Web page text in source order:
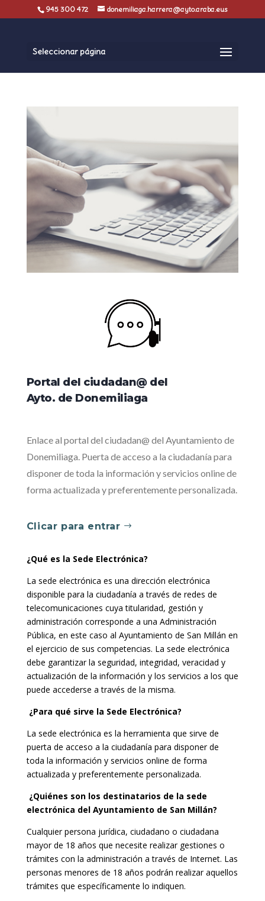
945 300 472 donemiliaga.harrera@ayto.araba.eus
Seleccionar página
Portal del ciudadan@ del
Ayto. de Donemiliaga
Enlace al portal del ciudadan@ del Ayuntamiento de
Donemiliaga. Puerta de acceso a la ciudadanía para
disponer de toda la información y servicios online de
forma actualizada y preferentemente personalizada.
Clicar para entrar
¿Qué es la Sede Electrónica?
La sede electrónica es una dirección electrónica
disponible para la ciudadanía a través de redes de
telecomunicaciones cuya titularidad, gestión y
administración corresponde a una Administración
Pública, en este caso al Ayuntamiento de San Millán en
el ejercicio de sus competencias. La sede electrónica
debe garantizar la seguridad, integridad, veracidad y
actualización de la información y los servicios a los que
puede accederse a través de la misma.
¿Para qué sirve la Sede Electrónica?
La sede electrónica es la herramienta que sirve de
puerta de acceso a la ciudadanía para disponer de
toda la información y servicios online de forma
actualizada y preferentemente personalizada.
¿Quiénes son los destinatarios de la sede
electrónica del Ayuntamiento de San Millán?
Cualquier persona jurídica, ciudadano o ciudadana
mayor de 18 años que necesite realizar gestiones o
trámites con la administración a través de Internet. Las
personas menores de 18 años podrán realizar aquellos
trámites que específicamente lo indiquen.